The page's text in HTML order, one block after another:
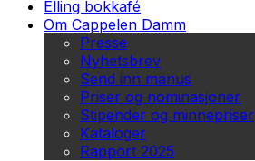
Elling bokkafé
Om Cappelen Damm
Presse
Nyhetsbrev
Send inn manus
Priser og nominasjoner
Stipender og minnepriser
Kataloger
Rapport 2025